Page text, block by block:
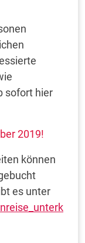
sofort hier
2019!
können
es unter